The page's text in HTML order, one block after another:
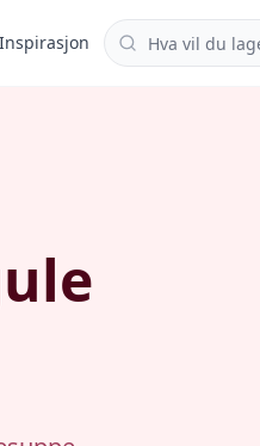
Inspirasjon Søk i oppskrifter